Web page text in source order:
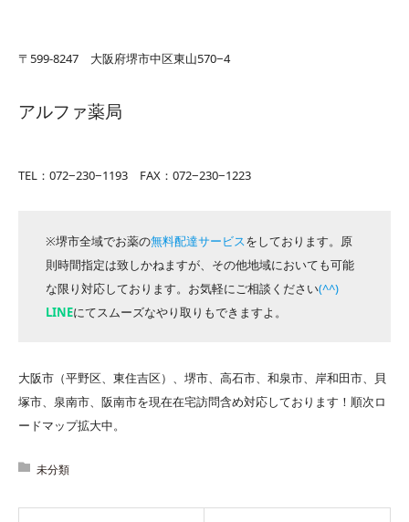
〒599-8247 大阪府堺市中区東山570−4
アルファ薬局
TEL：072−230−1193 FAX：072−230−1223
※堺市全域でお薬の無料配達サービスをしております。原
則時間指定は致しかねますが、その他地域においても可能
な限り対応しております。お気軽にご相談ください(^^)
LINEにてスムーズなやり取りもできますよ。
大阪市（平野区、東住吉区）、堺市、高石市、和泉市、岸和田市、貝
塚市、泉南市、阪南市を現在在宅訪問含め対応しております！順次ロ
ードマップ拡大中。
未分類